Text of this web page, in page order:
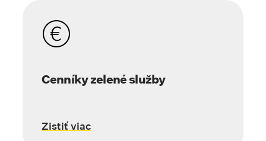
Cenníky zelené služby
Zistiť viac